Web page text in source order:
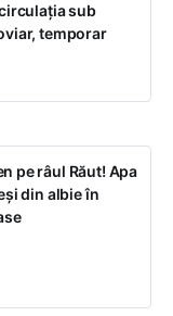
sub
temporar
pe râul Răut! Apa
din albie în